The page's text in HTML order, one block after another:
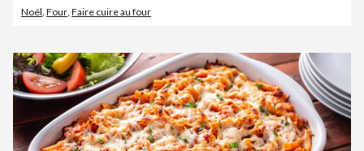
Noël Four Faire cuire au four